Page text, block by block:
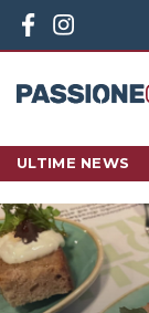
ULTIME NEWS